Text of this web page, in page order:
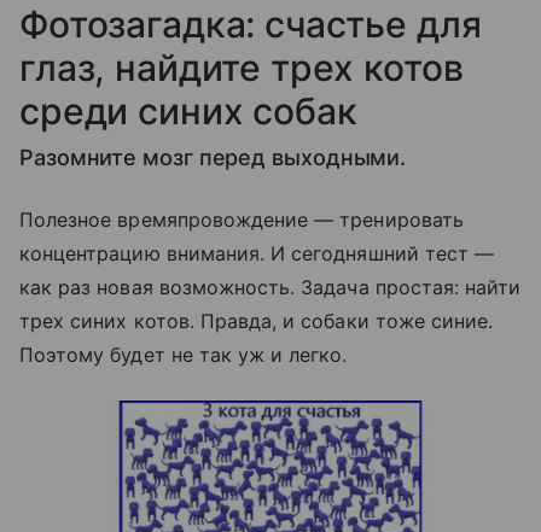
Фотозагадка: счастье для
глаз, найдите трех котов
среди синих собак
Разомните мозг перед выходными.
Полезное времяпровождение — тренировать
концентрацию внимания. И сегодняшний тест —
как раз новая возможность. Задача простая: найти
трех синих котов. Правда, и собаки тоже синие.
Поэтому будет не так уж и легко.